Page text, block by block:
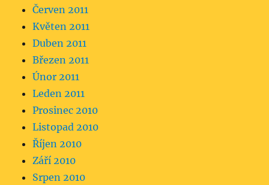
Červen 2011
Květen 2011
Duben 2011
Březen 2011
Únor 2011
Leden 2011
Prosinec 2010
Listopad 2010
Říjen 2010
Září 2010
Srpen 2010